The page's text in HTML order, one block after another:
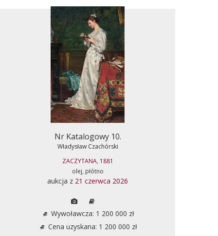
Nr Katalogowy 10.
Władysław Czachórski
ZACZYTANA, 1881
olej, płótno
aukcja z 21 czerwca 2026
Wywoławcza: 1 200 000 zł
Cena uzyskana: 1 200 000 zł